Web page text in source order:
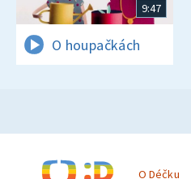
9:47
O houpačkách
O Déčku